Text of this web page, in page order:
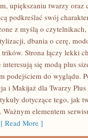
upiększaniu twarzy oraz
podkreślać swój
z myślą o
dbania o cerę,
Strona łączy lekki
się modą plus
podejściem do wyglądu.
i Makijaż dla Twarzy
dotyczące tego, jak
elementem
[ Read More ]